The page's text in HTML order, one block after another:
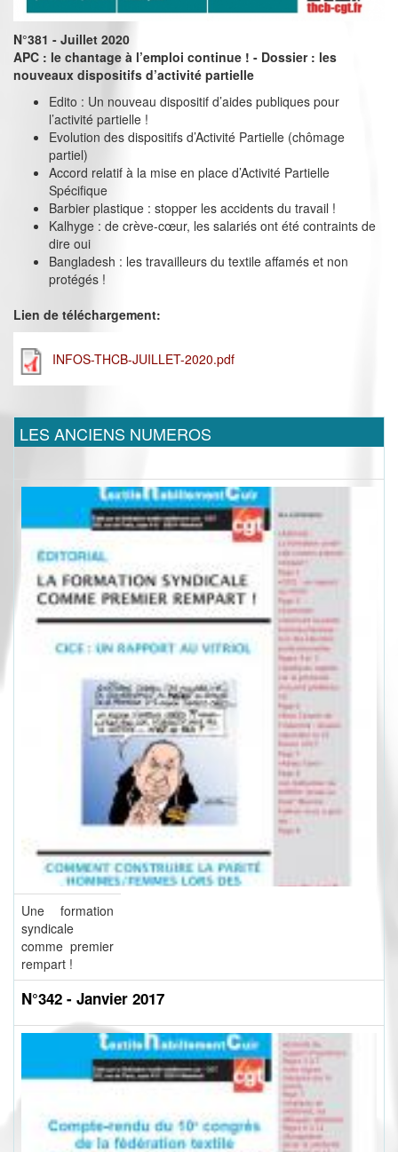
N°381 - Juillet 2020
APC : le chantage à l’emploi continue ! - Dossier : les
nouveaux dispositifs d’activité partielle
Edito : Un nouveau dispositif d’aides publiques pour
l’activité partielle !
Evolution des dispositifs d’Activité Partielle (chômage
partiel)
Accord relatif à la mise en place d’Activité Partielle
Spécifique
Barbier plastique : stopper les accidents du travail !
Kalhyge : de crève-cœur, les salariés ont été contraints de
dire oui
Bangladesh : les travailleurs du textile affamés et non
protégés !
Lien de téléchargement:
INFOS-THCB-JUILLET-2020.pdf
LES ANCIENS NUMEROS
Une formation
syndicale
comme premier
rempart !
N°342 - Janvier 2017